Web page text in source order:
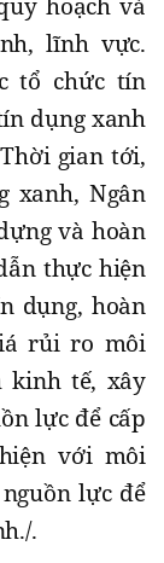
hoạch và
lĩnh vực.
tổ chức tín
dụng xanh
gian tới,
xanh, Ngân
và hoàn
thực hiện
dụng, hoàn
rủi ro môi
kinh tế, xây
lực để cấp
với môi
lực để
.